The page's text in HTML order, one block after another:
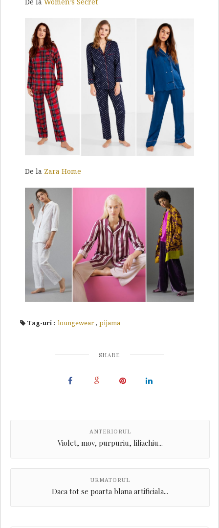
De la Women’s Secret
De la Zara Home
Tag-uri : loungewear , pijama
SHARE
ANTERIORUL
Violet, mov, purpuriu, liliachiu...
URMATORUL
Daca tot se poarta blana artificiala...